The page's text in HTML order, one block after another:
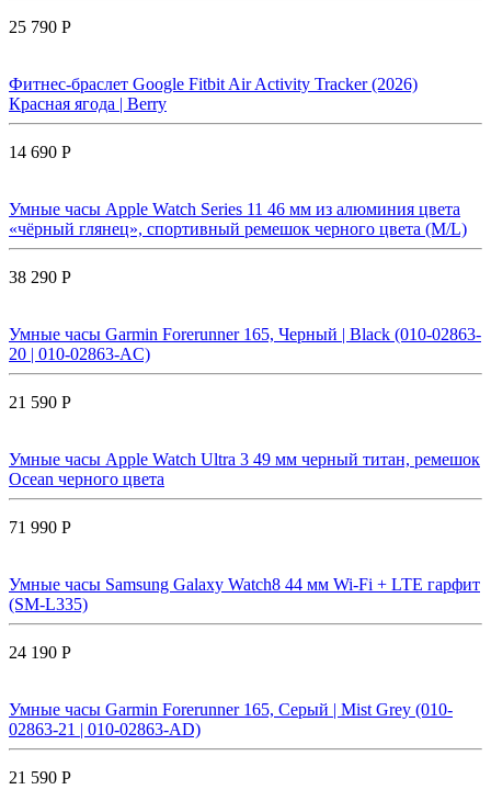
25 790 Р
Фитнес-браслет Google Fitbit Air Activity Tracker (2026)
Красная ягода | Berry
14 690 Р
Умные часы Apple Watch Series 11 46 мм из алюминия цвета
«чёрный глянец», спортивный ремешок черного цвета (M/L)
38 290 Р
Умные часы Garmin Forerunner 165, Черный | Black (010-02863-
20 | 010-02863-AC)
21 590 Р
Умные часы Apple Watch Ultra 3 49 мм черный титан, ремешок
Ocean черного цвета
71 990 Р
Умные часы Samsung Galaxy Watch8 44 мм Wi-Fi + LTE гарфит
(SM-L335)
24 190 Р
Умные часы Garmin Forerunner 165, Серый | Mist Grey (010-
02863-21 | 010-02863-AD)
21 590 Р